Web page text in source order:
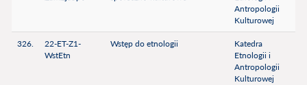
Antropologii
Kulturowej
326.
22-ET-Z1-
WstEtn
Wstęp do etnologii
Katedra
Etnologii i
Antropologii
Kulturowej